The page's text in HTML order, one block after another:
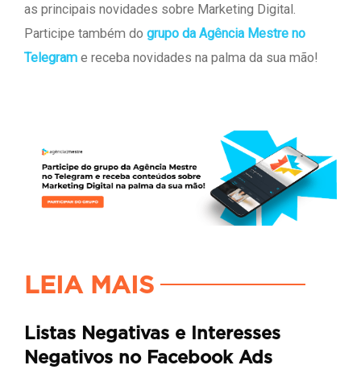
as principais novidades sobre Marketing Digital.
Participe também do grupo da Agência Mestre no
Telegram e receba novidades na palma da sua mão!
LEIA MAIS
Listas Negativas e Interesses
Negativos no Facebook Ads